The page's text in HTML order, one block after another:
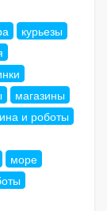
курьезы
магазины
и роботы
море